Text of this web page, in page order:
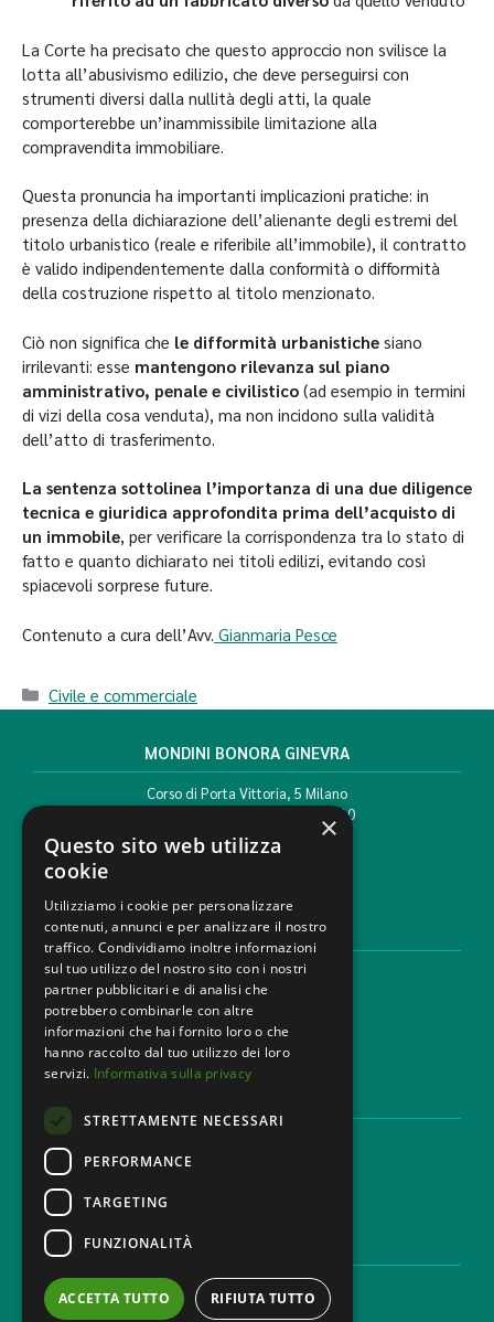
La Corte ha precisato che questo approccio non svilisce la
lotta all’abusivismo edilizio, che deve perseguirsi con
strumenti diversi dalla nullità degli atti, la quale
comporterebbe un’inammissibile limitazione alla
compravendita immobiliare.
Questa pronuncia ha importanti implicazioni pratiche: in
presenza della dichiarazione dell’alienante degli estremi del
titolo urbanistico (reale e riferibile all’immobile), il contratto
è valido indipendentemente dalla conformità o difformità
della costruzione rispetto al titolo menzionato.
Ciò non significa che le difformità urbanistiche siano
irrilevanti: esse mantengono rilevanza sul piano
amministrativo, penale e civilistico (ad esempio in termini
di vizi della cosa venduta), ma non incidono sulla validità
dell’atto di trasferimento.
La sentenza sottolinea l’importanza di una due diligence
tecnica e giuridica approfondita prima dell’acquisto di
un immobile, per verificare la corrispondenza tra lo stato di
fatto e quanto dichiarato nei titoli edilizi, evitando così
spiacevoli sorprese future.
Contenuto a cura dell’Avv. Gianmaria Pesce
Civile e commerciale
MONDINI BONORA GINEVRA
Corso di Porta Vittoria, 5 Milano
T. +39 02 777351 F. +39 02 784510
info@mbg.legal
AREE LEGALI
Aree di Competenza
Settori
Studio legale
Contatti
Lavora con noi
×
Questo sito web utilizza
cookie
Utilizziamo i cookie per personalizzare
contenuti, annunci e per analizzare il nostro
traffico. Condividiamo inoltre informazioni
sul tuo utilizzo del nostro sito con i nostri
partner pubblicitari e di analisi che
potrebbero combinarle con altre
informazioni che hai fornito loro o che
hanno raccolto dal tuo utilizzo dei loro
servizi. Informativa sulla privacy
STRETTAMENTE NECESSARI
PERFORMANCE
TARGETING
FUNZIONALITÀ
ACCETTA TUTTO RIFIUTA TUTTO